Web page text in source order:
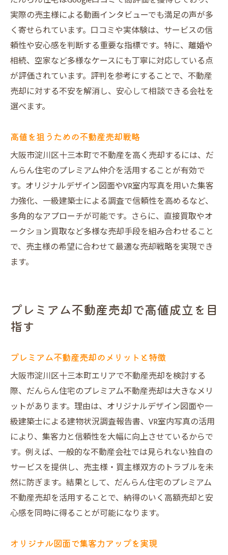
実際の売主様による動画インタビューでも満足の声が多
く寄せられています。口コミや実体験は、サービスの信
頼性や安心感を判断する重要な指標です。特に、離婚や
相続、空家など多様なケースにも丁寧に対応している点
が評価されています。評判を参考にすることで、不動産
売却に対する不安を解消し、安心して相談できる会社を
選べます。
高値を狙うための不動産売却戦略
大阪市淀川区十三本町で不動産を高く売却するには、だ
んらん住宅のプレミアム仲介を活用することが有効で
す。オリジナルデザイン図面やVR室内写真を用いた集客
力強化、一級建築士による調査で信頼性を高めるなど、
多角的なアプローチが可能です。さらに、直接買取やオ
ークション買取など多様な売却手段を組み合わせること
で、売主様の希望に合わせて最適な売却戦略を実現でき
ます。
プレミアム不動産売却で高値成立を目
指す
プレミアム不動産売却のメリットと特徴
大阪市淀川区十三本町エリアで不動産売却を検討する
際、だんらん住宅のプレミアム不動産売却は大きなメリ
ットがあります。理由は、オリジナルデザイン図面や一
級建築士による建物状況調査報告書、VR室内写真の活用
により、集客力と信頼性を大幅に向上させているからで
す。例えば、一般的な不動産会社では見られない独自の
サービスを提供し、売主様・買主様双方のトラブルを未
然に防ぎます。結果として、だんらん住宅のプレミアム
不動産売却を活用することで、納得のいく高額売却と安
心感を同時に得ることが可能になります。
オリジナル図面で集客力アップを実現